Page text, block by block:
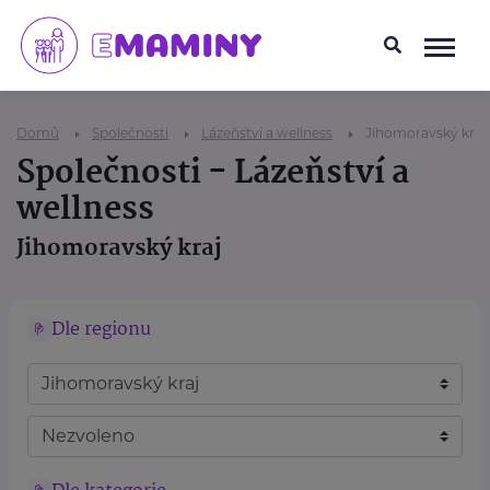
Domů Společnosti Lázeňství a wellness Jihomoravský kraj
Společnosti - Lázeňství a
wellness
Jihomoravský kraj
Dle regionu